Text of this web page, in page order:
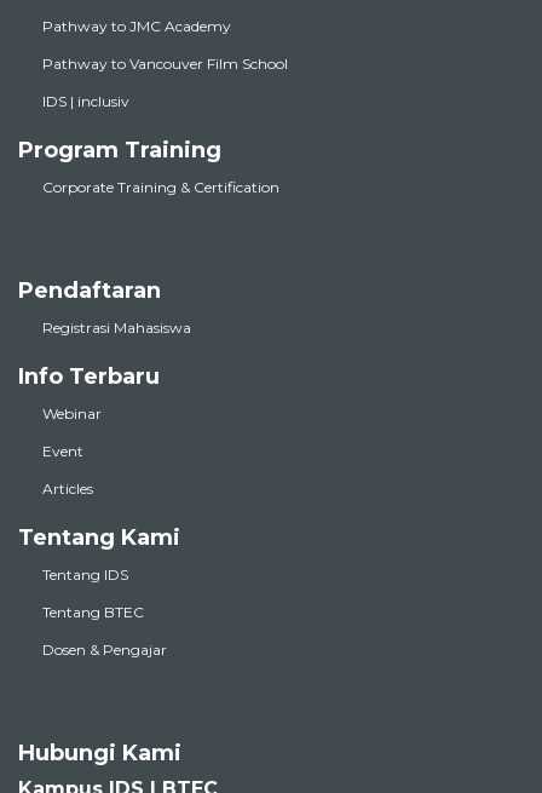
Pathway to JMC Academy
Pathway to Vancouver Film School
IDS | inclusiv
Program Training
Corporate Training & Certification
Pendaftaran
Registrasi Mahasiswa
Info Terbaru
Webinar
Event
Articles
Tentang Kami
Tentang IDS
Tentang BTEC
Dosen & Pengajar
Hubungi Kami